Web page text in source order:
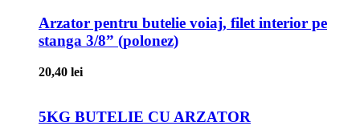
Arzator pentru butelie voiaj, filet interior pe
stanga 3/8” (polonez)
20,40 lei
5KG BUTELIE CU ARZATOR